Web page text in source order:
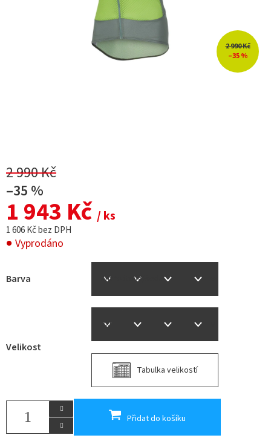
2 990 Kč
–35 %
2 990 Kč
–35 %
1 943 Kč / ks
1 606 Kč bez DPH
Vyprodáno
Barva
Velikost
Tabulka velikostí
Přidat do košíku